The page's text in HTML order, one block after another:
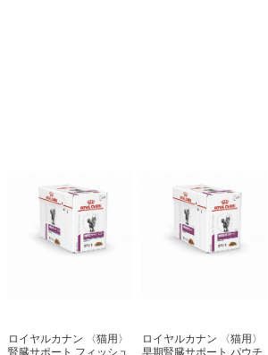
ロイヤルカナン 〈猫用〉
腎臓サポート フィッシュ
ロイヤルカナン 〈猫用〉
早期腎臓サポート パウチ